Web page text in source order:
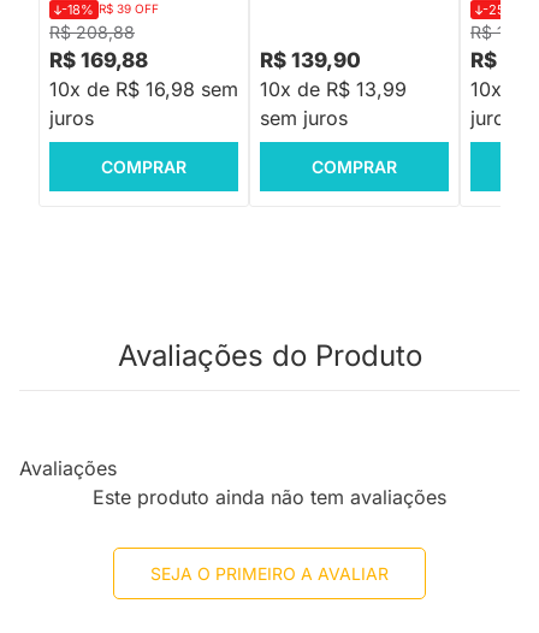
R$ 208,88
-18% R$ 39 OFF
R$ 169,88
10x de R$ 16,98 sem
juros
COMPRAR
R$ 139,90
10x de R$ 13,99
sem juros
COMPRAR
R$
-25%
R$
10x de
juros
Avaliações do Produto
Avaliações
Este produto ainda não tem avaliações
SEJA O PRIMEIRO A AVALIAR